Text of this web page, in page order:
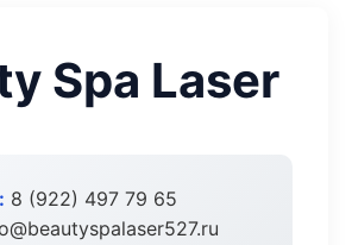
Spa Laser
8 (922) 497 79 65